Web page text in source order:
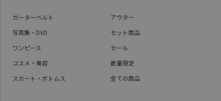
ガーターベルト
写真集・DVD
ワンピース
コスメ・美容
スカート・ボトムス
アウター
セット商品
セール
数量限定
全ての商品